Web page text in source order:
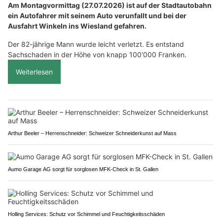
Am Montagvormittag (27.07.2026) ist auf der Stadtautobahn
ein Autofahrer mit seinem Auto verunfallt und bei der
Ausfahrt Winkeln ins Wiesland gefahren.
Der 82-jährige Mann wurde leicht verletzt. Es entstand
Sachschaden in der Höhe von knapp 100'000 Franken.
Weiterlesen
Arthur Beeler – Herrenschneider: Schweizer Schneiderkunst auf Mass
Aumo Garage AG sorgt für sorglosen MFK-Check in St. Gallen
Holling Services: Schutz vor Schimmel und Feuchtigkeitsschäden